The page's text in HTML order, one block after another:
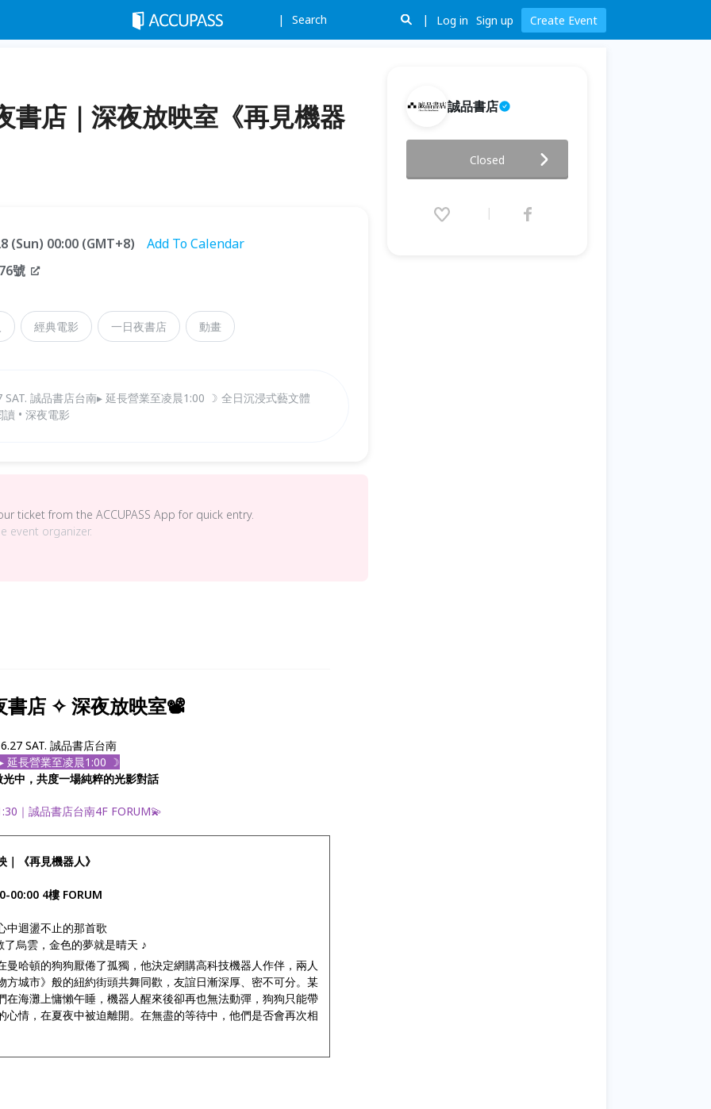
Search Log in Sign up Create Event
書店｜深夜放映室《再見機器
(Sun) 00:00 (GMT+8)
Add To Calendar
號
經典電影 一日夜書店 動畫
誠品書店台南▸ 延長營業至凌晨1:00 ☽ 全日沉浸式藝文體
• 深夜電影
ticket from the ACCUPASS App for quick entry.
event organizer.
書店 ✧ 深夜放映室📽️
6.27 SAT. 誠品書店台南
延長營業至凌晨1:00 ☽
中，共度一場純粹的光影對話
｜誠品書店台南4F FORUM💫
｜《再見機器人》
00:00 4樓 FORUM
中迴盪不止的那首歌
了烏雲，金色的夢就是晴天 ♪
曼哈頓的狗狗厭倦了孤獨，他決定網購高科技機器人作伴，兩人
方城市》般的紐約街頭共舞同歡，友誼日漸深厚、密不可分。某
在海灘上慵懶午睡，機器人醒來後卻再也無法動彈，狗狗只能帶
心情，在夏夜中被迫離開。在無盡的等待中，他們是否會再次相
誠品書店
放映室《再見機器人》
2026.06.27 (Sat) 21:30 - 06.28
Closed